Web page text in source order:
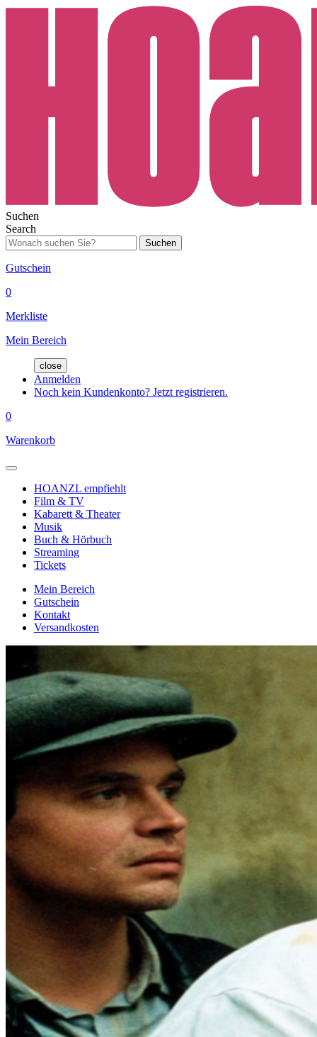
Suchen
Search
Suchen
Gutschein
0
Merkliste
Mein Bereich
close
Anmelden
Noch kein Kundenkonto? Jetzt registrieren.
0
Warenkorb
HOANZL empfiehlt
Film & TV
Kabarett & Theater
Musik
Buch & Hörbuch
Streaming
Tickets
Mein Bereich
Gutschein
Kontakt
Versandkosten